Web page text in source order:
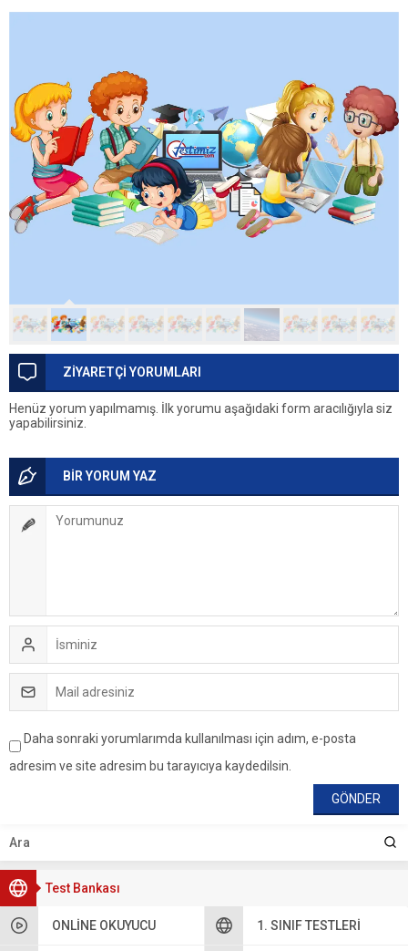
Test Bankası
ONLINE OKUYUCU 1. SINIF TESTLERI
ZİYARETÇİ YORUMLARI
Henüz yorum yapılmamış. İlk yorumu aşağıdaki form aracılığıyla siz
yapabilirsiniz.
BİR YORUM YAZ
Daha sonraki yorumlarımda kullanılması için adım, e-posta
adresim ve site adresim bu tarayıcıya kaydedilsin.